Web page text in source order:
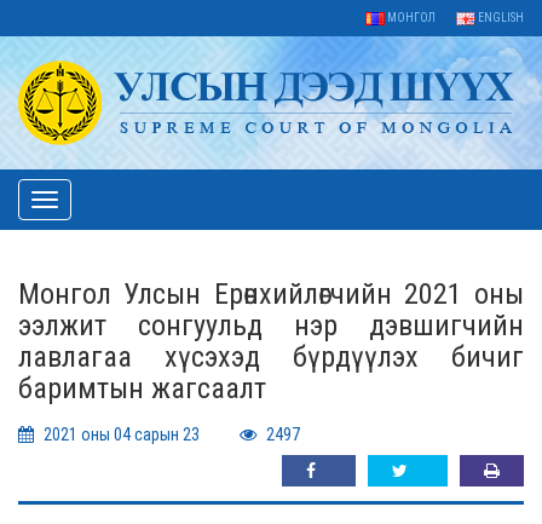
МОНГОЛ ENGLISH
Toggle
navigation
Монгол Улсын Ерөнхийлөгчийн 2021 оны
ээлжит сонгуульд нэр дэвшигчийн
лавлагаа хүсэхэд бүрдүүлэх бичиг
баримтын жагсаалт
2021 оны 04 сарын 23 2497